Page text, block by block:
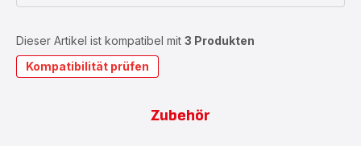
Dieser Artikel ist kompatibel mit 3 Produkten
Kompatibilität prüfen
Zubehör